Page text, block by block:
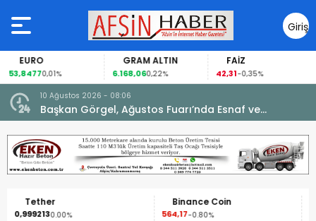
Giriş
Yap
EURO
53,84770,01%
GRAM ALTIN
6.168,060,22%
FAİZ
42,31-0,35%
10 Ağustos 2026 - 08:06
Başkan Görgel, Ağustos Fuarı’nda Esnaf ve
Vatandaşlarla Buluştu.
Tether
0,9992130.00%
Binance Coin
564,17-0.80%